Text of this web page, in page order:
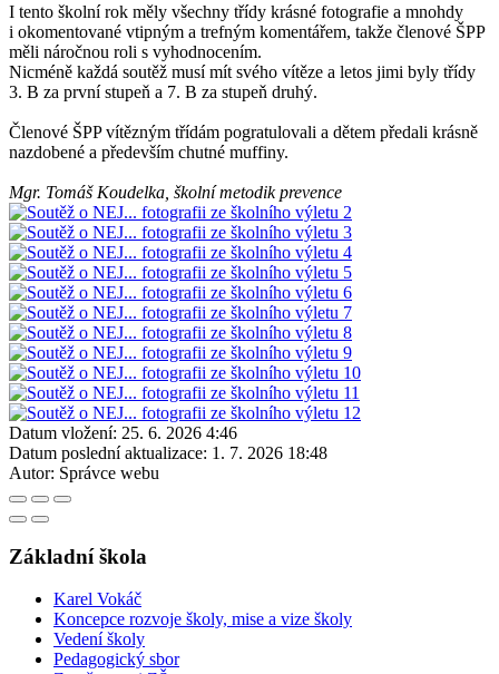
I tento školní rok měly všechny třídy krásné fotografie a mnohdy
i okomentované vtipným a trefným komentářem, takže členové ŠPP
měli náročnou roli s vyhodnocením.
Nicméně každá soutěž musí mít svého vítěze a letos jimi byly třídy
3. B za první stupeň a 7. B za stupeň druhý.
Členové ŠPP vítězným třídám pogratulovali a dětem předali krásně
nazdobené a především chutné muffiny.
Mgr. Tomáš Koudelka, školní metodik prevence
Datum vložení: 25. 6. 2026 4:46
Datum poslední aktualizace: 1. 7. 2026 18:48
Autor: Správce webu
Základní škola
Karel Vokáč
Koncepce rozvoje školy, mise a vize školy
Vedení školy
Pedagogický sbor